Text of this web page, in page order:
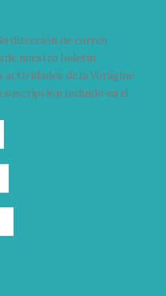
dirección de correo
nuestro boletín
de la Vorágine.
suscripción incluido en el